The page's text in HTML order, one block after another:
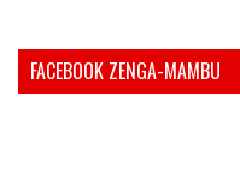
FACEBOOK ZENGA-MAMBU